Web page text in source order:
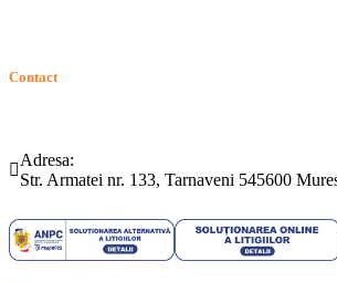
Contact
Adresa:
Str. Armatei nr. 133, Tarnaveni 545600